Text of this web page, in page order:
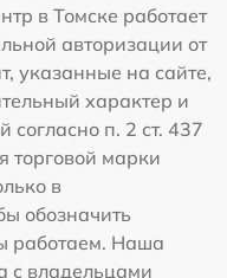
в Томске работает
авторизации от
указанные на сайте,
характер и
согласно п. 2 ст. 437
торговой марки
в
обозначить
работаем. Наша
с владельцами